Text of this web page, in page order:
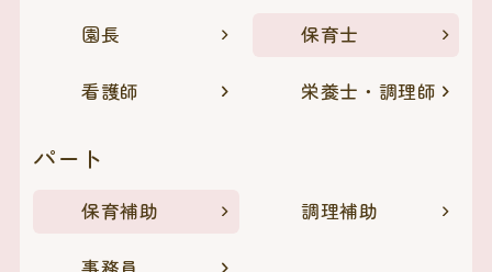
園長 保育士
看護師 栄養士・調理師
パート
保育補助 調理補助